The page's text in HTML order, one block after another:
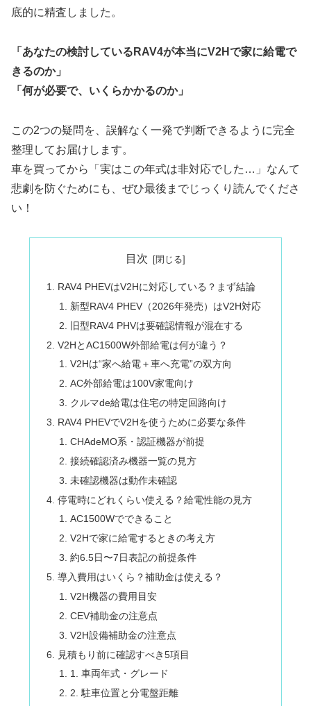
底的に精査しました。
「あなたの検討しているRAV4が本当にV2Hで家に給電で
きるのか」
「何が必要で、いくらかかるのか」
この2つの疑問を、誤解なく一発で判断できるように完全
整理してお届けします。
車を買ってから「実はこの年式は非対応でした…」なんて
悲劇を防ぐためにも、ぜひ最後までじっくり読んでくださ
い！
目次
RAV4 PHEVはV2Hに対応している？まず結論
新型RAV4 PHEV（2026年発売）はV2H対応
旧型RAV4 PHVは要確認情報が混在する
V2HとAC1500W外部給電は何が違う？
V2Hは“家へ給電＋車へ充電”の双方向
AC外部給電は100V家電向け
クルマde給電は住宅の特定回路向け
RAV4 PHEVでV2Hを使うために必要な条件
CHAdeMO系・認証機器が前提
接続確認済み機器一覧の見方
未確認機器は動作未確認
停電時にどれくらい使える？給電性能の見方
AC1500Wでできること
V2Hで家に給電するときの考え方
約6.5日〜7日表記の前提条件
導入費用はいくら？補助金は使える？
V2H機器の費用目安
CEV補助金の注意点
V2H設備補助金の注意点
見積もり前に確認すべき5項目
1. 車両年式・グレード
2. 駐車位置と分電盤距離